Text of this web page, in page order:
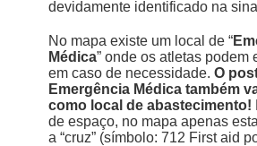
devidamente identificado na
No mapa existe um local de “
Médica” onde os atletas podem
em caso de necessidade. O
Emergência Médica também
como local de abastecimento!
de espaço, no mapa apenas
a “cruz” (símbolo: 712 First aid